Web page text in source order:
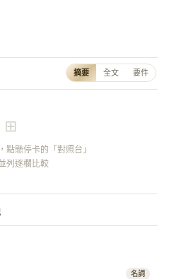
摘要 全文 要件
⊞
點懸停卡的「對照台」
列逐欄比較
名詞